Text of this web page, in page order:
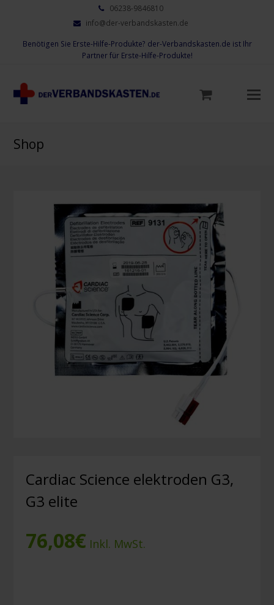
06238-9846810
info@der-verbandskasten.de
Benötigen Sie Erste-Hilfe-Produkte? der-Verbandskasten.de ist Ihr
Partner für Erste-Hilfe-Produkte!
Shop
Cardiac Science elektroden G3,
G3 elite
76,08€ Inkl. MwSt.